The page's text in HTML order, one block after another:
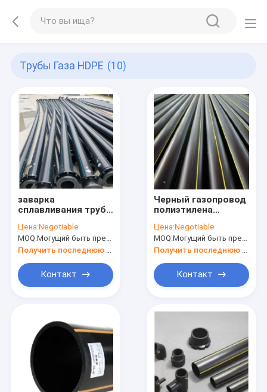
Трубы Газа HDPE (10)
заварка
сплавливания труб
1.6Mpa DN20mm не
соединила никакую
утечку
Цена:Negotiable
MOQ:Могущий быть предметом переговоров
Контакт
Черный газопровод
полиэтилена
природного газа
SDR11 HDPE
катушки 3mm
Цена:Negotiable
MOQ:Могущий быть предметом переговоров
Контакт